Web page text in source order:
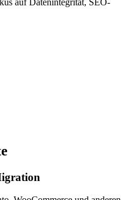
auf Datenintegrität, SEO-